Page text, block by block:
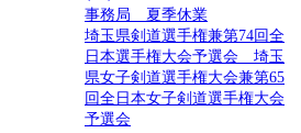
事務局 夏季休業
埼玉県剣道選手権兼第74回全
日本選手権大会予選会 埼玉
県女子剣道選手権大会兼第65
回全日本女子剣道選手権大会
予選会